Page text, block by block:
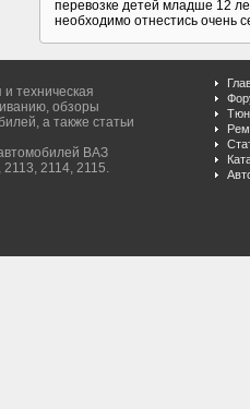
перевозке детей младше 12
необходимо отнестись очень
техническая
обзоры
а также статьи
ВАЗ
2114, 2115.